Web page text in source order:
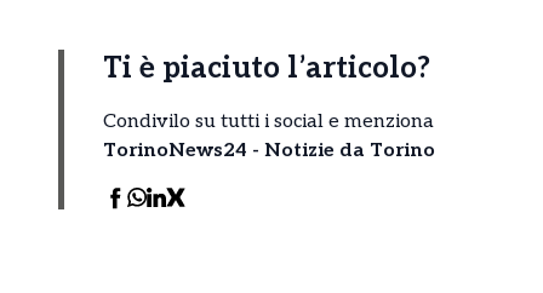
Ti è piaciuto l’articolo?
Condivilo su tutti i social e menziona
TorinoNews24 - Notizie da Torino